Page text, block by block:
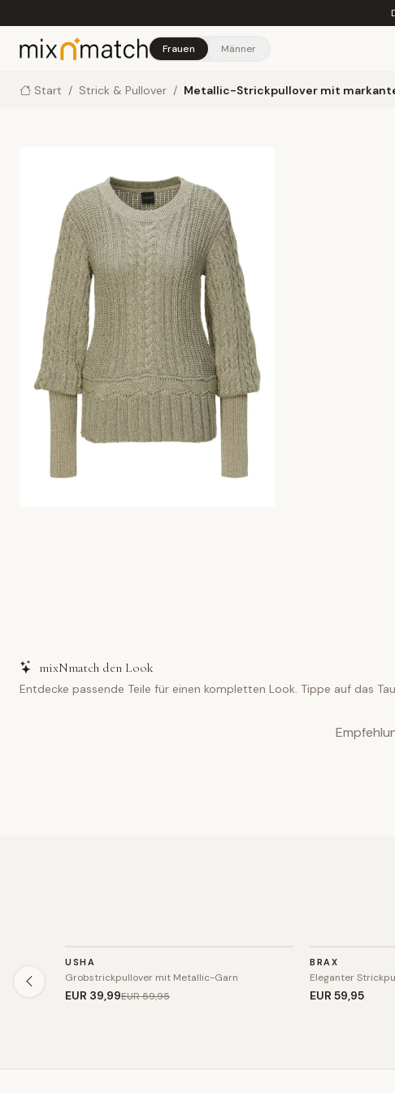
Frauen Männer
Start / Strick & Pullover / Metallic-Strickpullover mit
mixNmatch den Look
Entdecke passende Teile für einen kompletten Look. Tippe auf das
SALE
USHA
Grobstrickpullover mit Metallic-Garn
EUR 39,99EUR 59,95
BRAX
Eleganter
EUR 59,95